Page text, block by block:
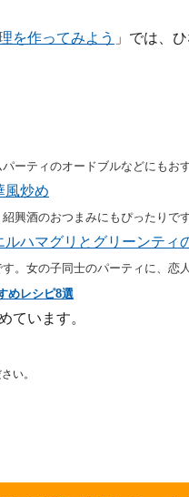
を作ってみよう 」では、
ーティのオードブルなどにもお
風炒め
興酒のおつまみにもぴったりです
ハマグリとグリーンティ
。女の子同士のパーティに、恋
めレシピ8選
ています。
い。